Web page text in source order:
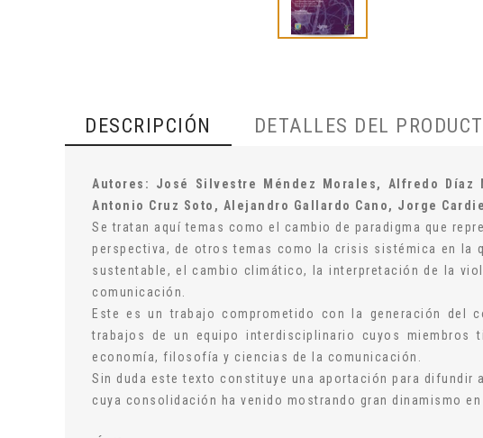
DESCRIPCIÓN DETALLES DEL
Autores: José Silvestre Méndez Morales, Alfredo Díaz
Antonio Cruz Soto, Alejandro Gallardo Cano, Jorge
Se tratan aquí temas como el cambio de paradigma que
perspectiva, de otros temas como la crisis sistémica en la
sustentable, el cambio climático, la interpretación de la
comunicación.
Este es un trabajo comprometido con la generación del
trabajos de un equipo interdisciplinario cuyos miembros
economía, filosofía y ciencias de la comunicación.
Sin duda este texto constituye una aportación para difundir
cuya consolidación ha venido mostrando gran dinamismo